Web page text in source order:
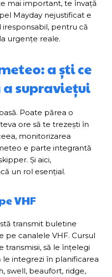
mai important, te învață
Mayday nejustificat e
iresponsabil, pentru că
urgențe reale.
a ști ce
supraviețui
Poate părea o
ore să te trezești în
monitorizarea
e parte integrantă
Și aici,
un rol esențial.
VHF
transmit buletine
pe canalele VHF. Cursul
transmisii, să le înțelegi
le integrezi în planificarea
swell, beaufort, ridge,